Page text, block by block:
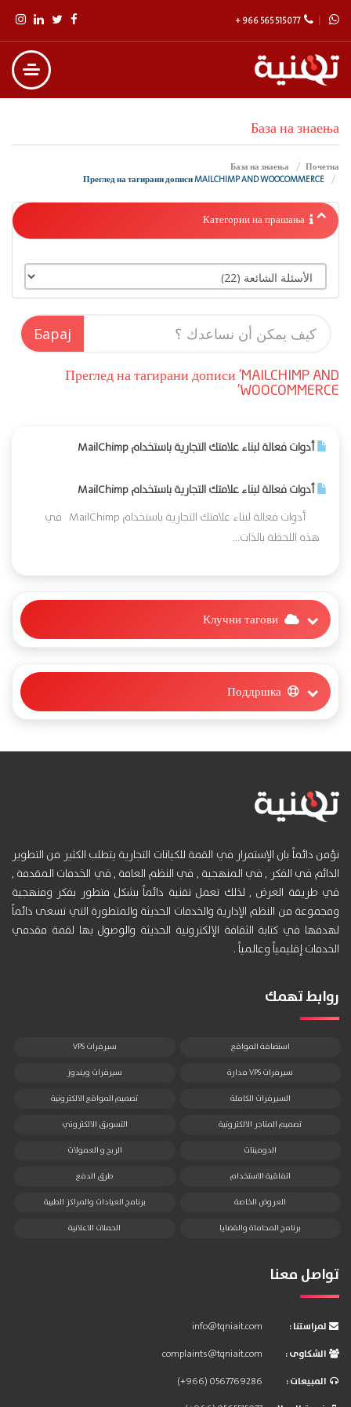
+ 966 565 515 077
База на знаења
Почетна
База на знаења
Категории на прашања
Преглед на тагирани дописи 'MAILCHIMP AND
WOOCOMMERCE'
أدوات فعالة لبناء علامتك التجارية باستخدام MailChimp
أدوات فعالة لبناء علامتك التجارية باستخدام MailChimp
أدوات فعالة لبناء علامتك التجارية باستخدام MailChimp في
هذه اللحظة بالذات...
نؤمن دائماً بان الإستمرار في القمة للكيانات التجارية يتطلب الكثير من التطوير
الدائم في الفكر , في المنهجية , في النظم العامة , في الخدمات المقدمة ,
في طريقة العرض , لذلك تعمل تقنية دائماً بشكل متطور بفكر ومنهجية
ومجموعة من النظم الإدارية والخدمات الحديثة والمتطورة التي تسعى دائماً
لهدفها في كتابة الثقافة الإلكترونية الحديثة والوصول بها لقمة مقدمي
الخدمات إقليمياً وعالمياً .
روابط تهمك
استضافة المواقع سيرفرات VPS
سيرفرات VPS مدارة سيرفرات ويندوز
السيرفرات الكاملة تصميم المواقع الالكترونية
تصميم المتاجر الالكترونية التسويق الالكتروني
الدومينات الربح و العمولات
اتفاقية الاستخدام طرق الدفع
العروض الخاصة برنامج العيادات والمراكز الطبية
برنامج المحاماة والقضايا الحملات الاعلانية
تواصل معنا
: لمراستنا
info@tqniait.com
: الشكاوى
complaints@tqniait.com
: المبيعات
(+966) 0567769286